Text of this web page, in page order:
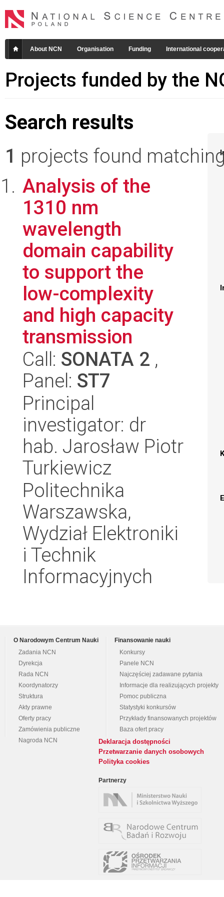
About NCN Organisation Funding International
Projects funded by the
Search results
1 projects found
Analysis of the
1310 nm
wavelength
domain capability
to support the
low-complexity
and high capacity
transmission
Call: SONATA 2 ,
Panel: ST7
Principal
investigator: dr
hab. Jarosław Piotr
Turkiewicz
Politechnika
Warszawska,
Wydział Elektroniki
i Technik
Informacyjnych
O Narodowym Centrum Nauki
Zadania NCN
Dyrekcja
Rada NCN
Koordynatorzy
Struktura
Akty prawne
Oferty pracy
Zamówienia publiczne
Nagroda NCN
Finansowanie nauki
Konkursy
Panele NCN
Najczęściej zadawane pytania
Informacje dla realizujących projekty
Pomoc publiczna
Statystyki konkursów
Przykłady finansowanych projektów
Baza ofert pracy
Deklaracja dostępności
Przetwarzanie danych osobowych
Polityka cookies
Partnerzy